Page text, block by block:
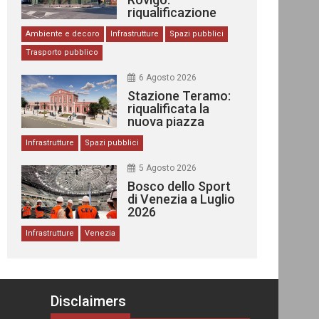
riqualificazione
delle stazioni
Ambiente e decoro Infrastrutture
Spazi pubblici
Trasporto pubblico
6 Agosto 2026
Stazione Teramo:
riqualificata la
nuova piazza
urbana
Infrastrutture Spazi pubblici
5 Agosto 2026
Bosco dello Sport
di Venezia a Luglio
2026
Infrastrutture Venezia
Disclaimers